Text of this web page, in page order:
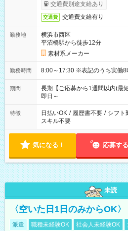
交通費別途支給あり
交通費 交通費支給有り
勤務地
横浜市西区
平沼橋駅から徒歩12分
素材系メーカー
勤務時間 8:00～17:30 ※表記のうち実
期間
長期【ご応募から1週間以内(最
即日～
特徴 日払いOK / 履歴書不要 / シフト
スキル不要
気になる！ 応募する
未読
〈空いた日1日のみからOK
派遣 職種未経験OK 社会人未経験OK